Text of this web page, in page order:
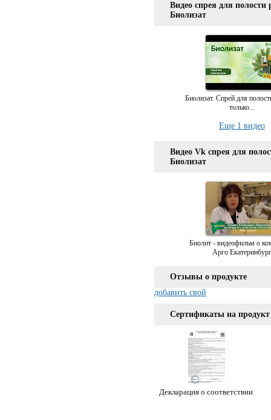
Видео спрея для полости
Биолизат
Биолизат. Спрей для
только...
Еще 1 видео
Видео Vk спрея для
Биолизат
Биолит - видеофильм о
Арго Екатеринбург
Отзывы о продукте
добавить свой
Сертификаты на продукт
Декларация о соответствии